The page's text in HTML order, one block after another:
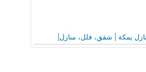
بمكة | شقق، فلل، منازل|